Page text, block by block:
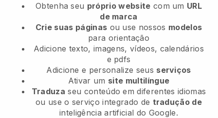
Obtenha seu próprio website com um URL
de marca
Crie suas páginas ou use nossos modelos
para orientação
Adicione texto, imagens, vídeos, calendários
e pdfs
Adicione e personalize seus serviços
Ativar um site multilíngue
Traduza seu conteúdo em diferentes idiomas
ou use o serviço integrado de tradução de
inteligência artificial do Google.